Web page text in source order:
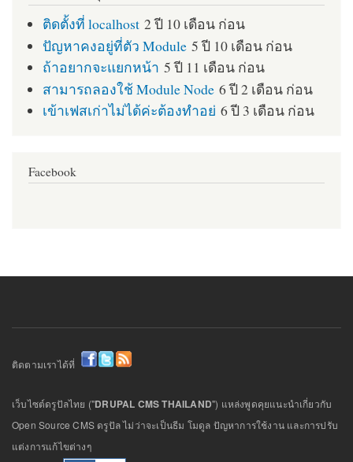
ติดตั้งที่ localhost 2 ปี 10 เดือน ก่อน
ปัญหาคงอยู่ที่ตัว Module 5 ปี 10 เดือน ก่อน
ถ้าอยากจะแยกหน้า 5 ปี 11 เดือน ก่อน
สามารถลองใช้ Module Node 6 ปี 2 เดือน ก่อน
เข้าเฟสเก่าไม่ได้ค่ะต้องทำอย่ 6 ปี 3 เดือน ก่อน
Facebook
ติดตามเราได้ที่
เว็บไซต์ดรูปัลไทย ("DRUPAL CMS THAILAND") แหล่งพูดคุยแนะนำเกี่ยวกับ
Open Source CMS ดรูปัล ไม่ว่าจะเป็นธีม โมดูล ปัญหาการใช้งาน และการปรับ
แต่งการแก้ไขต่างๆ